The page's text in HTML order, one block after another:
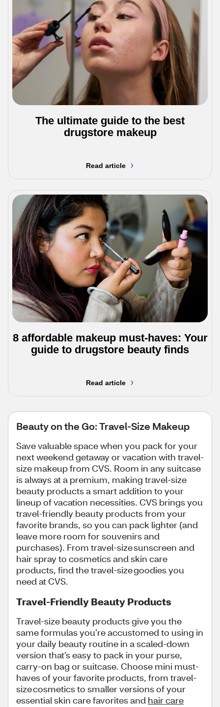
The ultimate guide to the best
drugstore makeup
Read article
8 affordable makeup must-haves: Your
guide to drugstore beauty finds
Read article
Beauty on the Go: Travel-Size Makeup
Save valuable space when you pack for your
next weekend getaway or vacation with travel-
size makeup from CVS. Room in any suitcase
is always at a premium, making travel-size
beauty products a smart addition to your
lineup of vacation necessities. CVS brings you
travel-friendly beauty products from your
favorite brands, so you can pack lighter (and
leave more room for souvenirs and
purchases). From travel-size sunscreen and
hair spray to cosmetics and skin care
products, find the travel-size goodies you
need at CVS.
Travel-Friendly Beauty Products
Travel-size beauty products give you the
same formulas you’re accustomed to using in
your daily beauty routine in a scaled-down
version that’s easy to pack in your purse,
carry-on bag or suitcase. Choose mini must-
haves of your favorite products, from travel-
size cosmetics to smaller versions of your
essential skin care favorites and hair care